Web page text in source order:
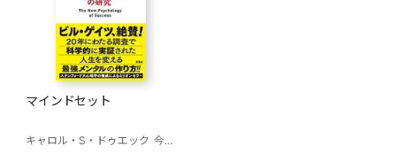
マインドセット
キャロル・S・ドゥエック 今西康子(訳)